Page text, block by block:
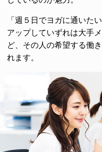
「週５日でヨガに通いた
アップしていずれは大手
ど、その人の希望する働
れます。